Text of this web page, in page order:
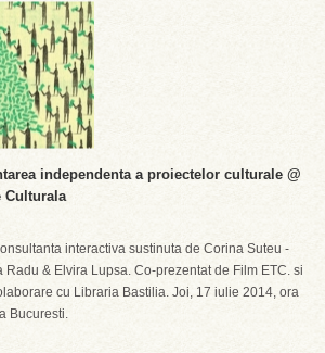
independenta a proiectelor culturale @
Culturala
interactiva sustinuta de Corina Suteu -
Radu & Elvira Lupsa. Co-prezentat de Film ETC. si
cu Libraria Bastilia. Joi, 17 iulie 2014, ora
Bucuresti.